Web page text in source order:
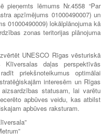
pieņemts lēmums Nr.4558 “Par
apzīmējums 01000490007) un
01000490009) lokālplānojuma kā
zonas teritorijas plānojuma
UNESCO Rīgas vēsturiskā
daļas perspektīvās
priekšnoteikumus optimālai
interesēm un Rīgas
statusam, lai varētu
apbūves veidu, kas atbilst
apbūves raksturam.